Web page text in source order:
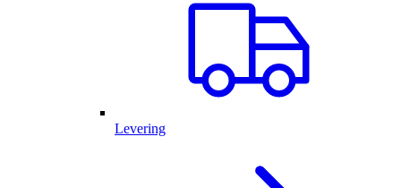
Levering